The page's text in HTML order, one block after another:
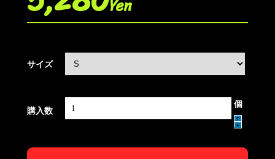
Yen
サイズ
購入数
個